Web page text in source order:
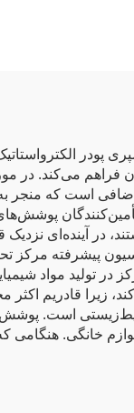
پودر
فراهم می‌کند. در
است که منجر به
آینده‌ای نزدیک
در تولید مواد
است.
خانگی.